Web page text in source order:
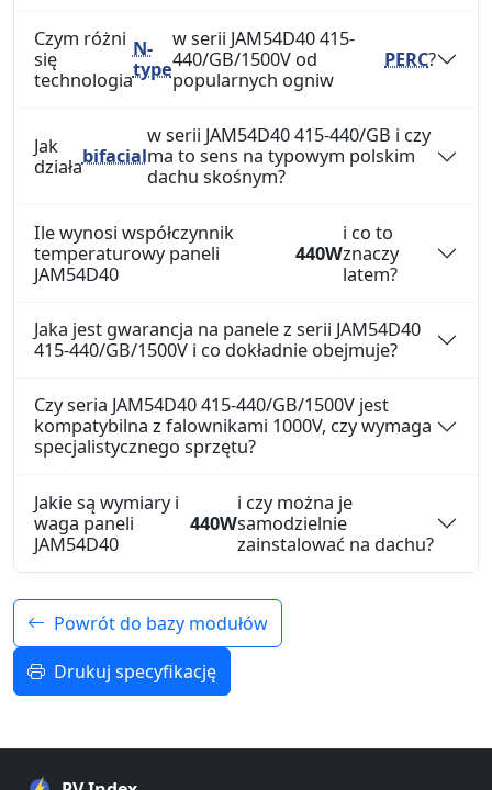
Czym różni
się
technologia
N-
type
w serii JAM54D40 415-
440/GB/1500V od
popularnych ogniw
PERC?
Jak
działabifacial
w serii JAM54D40 415-440/GB i czy
ma to sens na typowym polskim
dachu skośnym?
Ile wynosi współczynnik
temperaturowy paneli
JAM54D40
440W
i co to
znaczy
latem?
Jaka jest gwarancja na panele z serii JAM54D40
415-440/GB/1500V i co dokładnie obejmuje?
Czy seria JAM54D40 415-440/GB/1500V jest
kompatybilna z falownikami 1000V, czy wymaga
specjalistycznego sprzętu?
Jakie są wymiary i
waga paneli
JAM54D40
440W
i czy można je
samodzielnie
zainstalować na dachu?
Powrót do bazy modułów
Drukuj specyfikację